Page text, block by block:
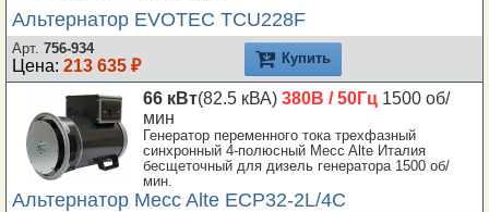
Альтернатор EVOTEC TCU228F
Арт. 756-934
Цена: 213 635 ₽ Купить
66 кВт(82.5 кВА) 380В / 50Гц 1500 об/
мин
Генератор переменного тока трехфазный
синхронный 4-полюсный Mecc Alte Италия
бесщеточный для дизель генератора 1500 об/
мин.
Альтернатор Mecc Alte ECP32-2L/4C